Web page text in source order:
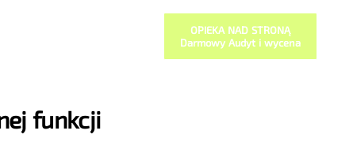
OPIEKA NAD STRONĄ
Darmowy Audyt i wycena
funkcji